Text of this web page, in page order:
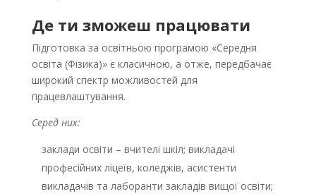
Де ти зможеш працювати
Підготовка за освітньою програмою «Середня
освіта (Фізика)» є класичною, а отже, передбачає
широкий спектр можливостей для
працевлаштування.
Серед них:
заклади освіти – вчителі шкіл; викладачі
професійних ліцеїв, коледжів, асистенти
викладачів та лаборанти закладів вищої освіти;